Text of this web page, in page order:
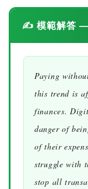
✍️ 模範解答
Paying
this trend is
finances.
danger of
of their
struggle with
stop all